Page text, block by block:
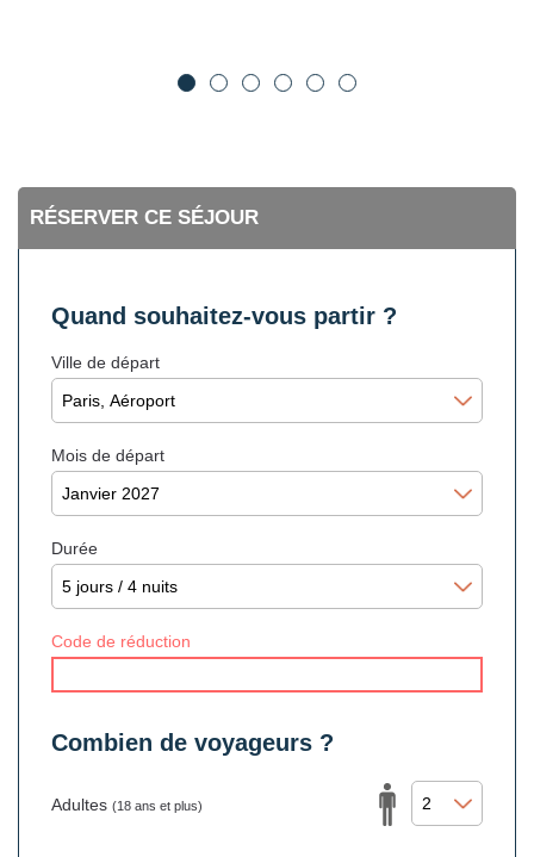
RÉSERVER CE SÉJOUR
Quand souhaitez-vous partir ?
Ville de départ
Mois de départ
Durée
Code de réduction
Combien de voyageurs ?
Adultes (18 ans et plus)